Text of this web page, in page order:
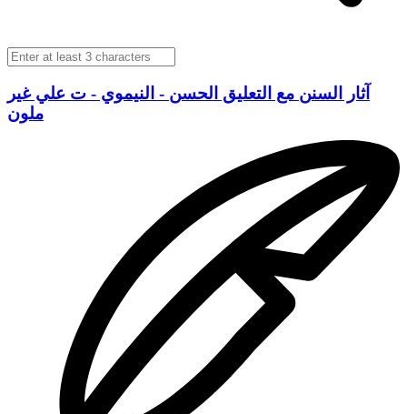
آثار السنن مع التعليق الحسن - النيموي - ت علي غير
ملون